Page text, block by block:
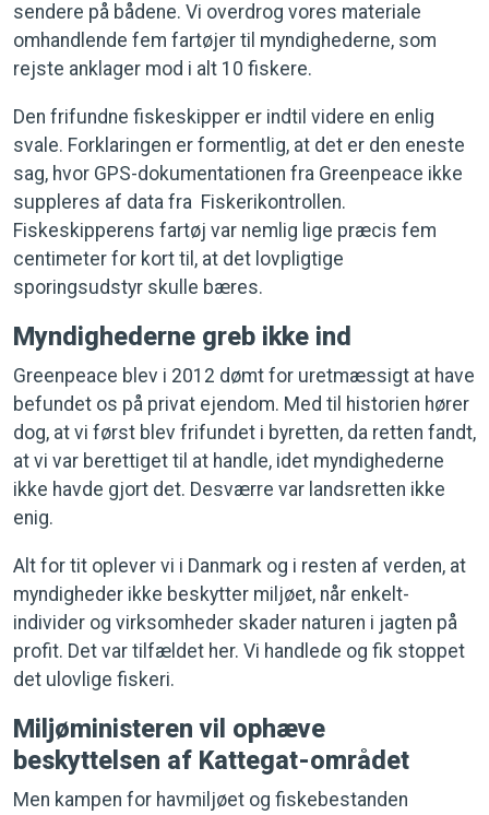
sendere på bådene. Vi overdrog vores materiale
omhandlende fem fartøjer til myndighederne, som
rejste anklager mod i alt 10 fiskere.
Den frifundne fiskeskipper er indtil videre en enlig
svale. Forklaringen er formentlig, at det er den eneste
sag, hvor GPS-dokumentationen fra Greenpeace ikke
suppleres af data fra Fiskerikontrollen.
Fiskeskipperens fartøj var nemlig lige præcis fem
centimeter for kort til, at det lovpligtige
sporingsudstyr skulle bæres.
Myndighederne greb ikke ind
Greenpeace blev i 2012 dømt for uretmæssigt at have
befundet os på privat ejendom. Med til historien hører
dog, at vi først blev frifundet i byretten, da retten fandt,
at vi var berettiget til at handle, idet myndighederne
ikke havde gjort det. Desværre var landsretten ikke
enig.
Alt for tit oplever vi i Danmark og i resten af verden, at
myndigheder ikke beskytter miljøet, når enkelt-
individer og virksomheder skader naturen i jagten på
profit. Det var tilfældet her. Vi handlede og fik stoppet
det ulovlige fiskeri.
Miljøministeren vil ophæve
beskyttelsen af Kattegat-området
Men kampen for havmiljøet og fiskebestanden